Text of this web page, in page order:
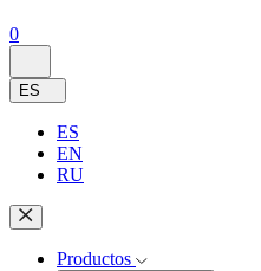
0
ES
ES
EN
RU
Productos